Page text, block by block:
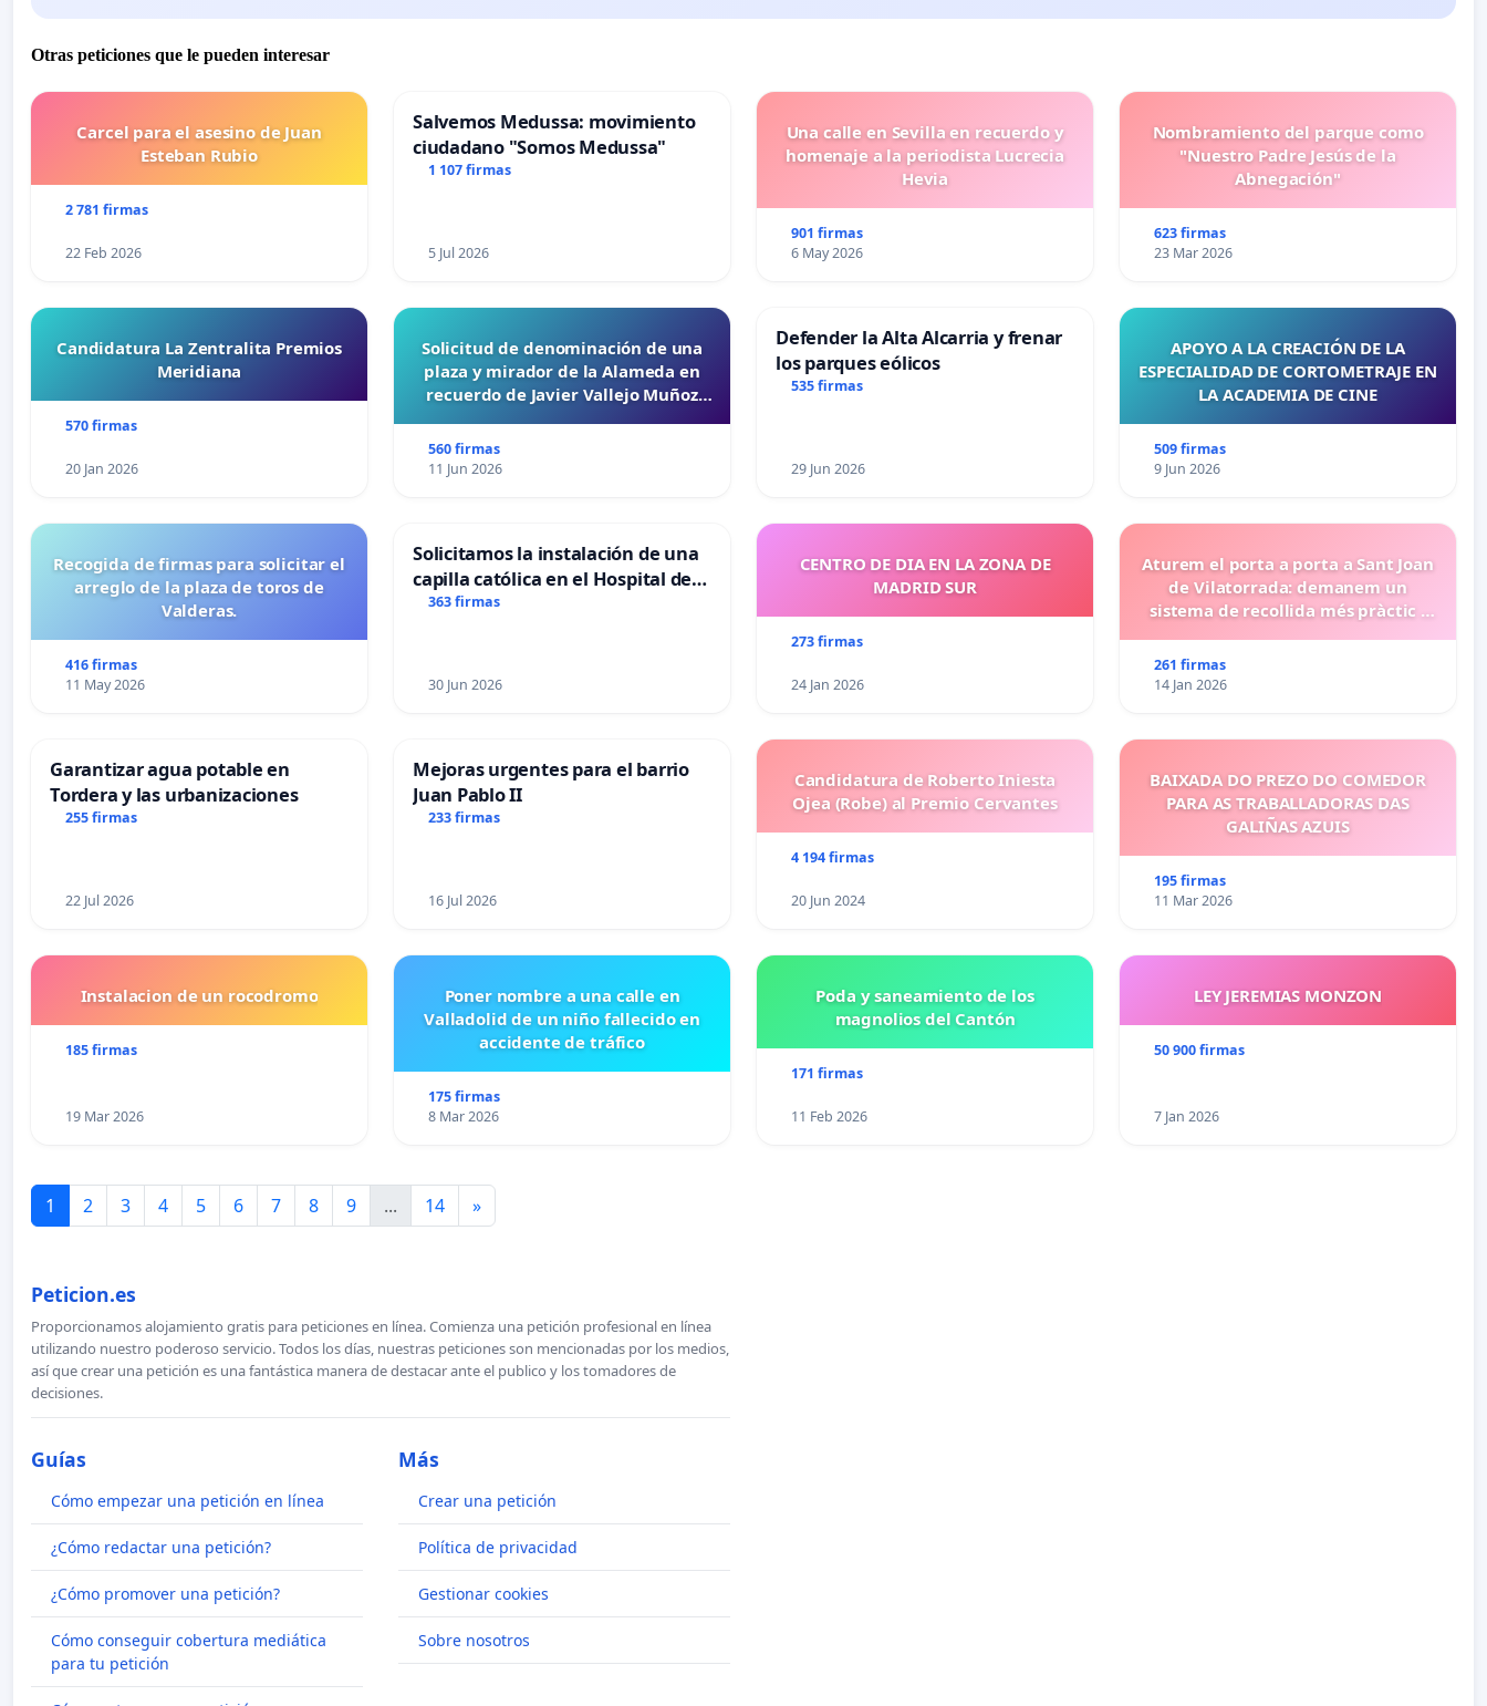
Otras peticiones que le pueden interesar
Carcel para el asesino de Juan
Esteban Rubio
2 781 firmas
22 Feb 2026
Salvemos Medussa: movimiento
ciudadano "Somos Medussa"
1 107 firmas
5 Jul 2026
Una calle en Sevilla en recuerdo y
homenaje a la periodista Lucrecia
Hevia
901 firmas
6 May 2026
Nombramiento del parque como
"Nuestro Padre Jesús de la
Abnegación"
623 firmas
23 Mar 2026
Candidatura La Zentralita Premios
Meridiana
570 firmas
20 Jan 2026
Solicitud de denominación de una
plaza y mirador de la Alameda en
recuerdo de Javier Vallejo Muñoz
560 firmas
11 Jun 2026
Defender la Alta Alcarria y frenar
los parques eólicos
535 firmas
29 Jun 2026
APOYO A LA CREACIÓN DE LA
ESPECIALIDAD DE CORTOMETRAJE EN
LA ACADEMIA DE CINE
509 firmas
9 Jun 2026
Recogida de firmas para solicitar el
arreglo de la plaza de toros de
Valderas.
416 firmas
11 May 2026
Solicitamos la instalación de una
capilla católica en el Hospital de
Alcañiz
363 firmas
30 Jun 2026
CENTRO DE DIA EN LA ZONA DE
MADRID SUR
273 firmas
24 Jan 2026
Aturem el porta a porta a Sant Joan
de Vilatorrada: demanem un
sistema de recollida més pràctic i
261 firmas
14 Jan 2026
Garantizar agua potable en
Tordera y las urbanizaciones
255 firmas
22 Jul 2026
Mejoras urgentes para el barrio
Juan Pablo II
233 firmas
16 Jul 2026
Candidatura de Roberto Iniesta
Ojea (Robe) al Premio Cervantes
4 194 firmas
20 Jun 2024
BAIXADA DO PREZO DO COMEDOR
PARA AS TRABALLADORAS DAS
GALIÑAS AZUIS
195 firmas
11 Mar 2026
Instalacion de un rocodromo
185 firmas
19 Mar 2026
Poner nombre a una calle en
Valladolid de un niño fallecido en
accidente de tráfico
175 firmas
8 Mar 2026
Poda y saneamiento de los
magnolios del Cantón
171 firmas
11 Feb 2026
LEY JEREMIAS MONZON
50 900 firmas
7 Jan 2026
1 2 3 4 5 6 7 8 9 ... 14 »
Peticion.es
Proporcionamos alojamiento gratis para peticiones en línea. Comienza una petición profesional en línea
utilizando nuestro poderoso servicio. Todos los días, nuestras peticiones son mencionadas por los medios,
así que crear una petición es una fantástica manera de destacar ante el publico y los tomadores de
decisiones.
Guías
Cómo empezar una petición en línea
¿Cómo redactar una petición?
¿Cómo promover una petición?
Cómo conseguir cobertura mediática
para tu petición
Más
Crear una petición
Política de privacidad
Gestionar cookies
Sobre nosotros